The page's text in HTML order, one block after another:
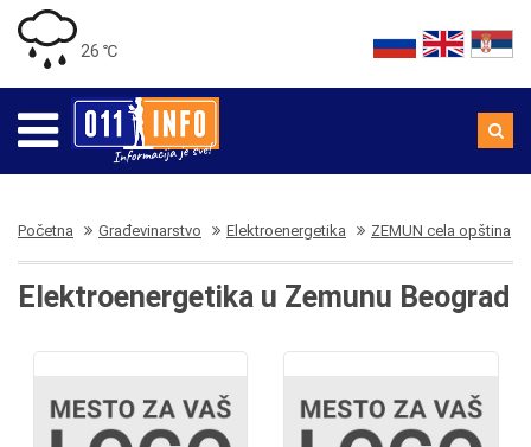
26 ℃
Početna Građevinarstvo Elektroenergetika ZEMUN cela opština
Elektroenergetika u Zemunu Beograd